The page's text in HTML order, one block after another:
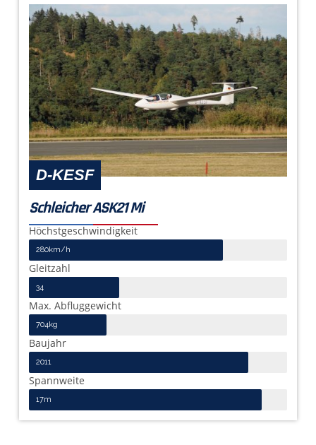
D-KESF
Schleicher ASK21 Mi
Höchstgeschwindigkeit
280km/h
Gleitzahl
34
Max. Abfluggewicht
704kg
Baujahr
2011
Spannweite
17m